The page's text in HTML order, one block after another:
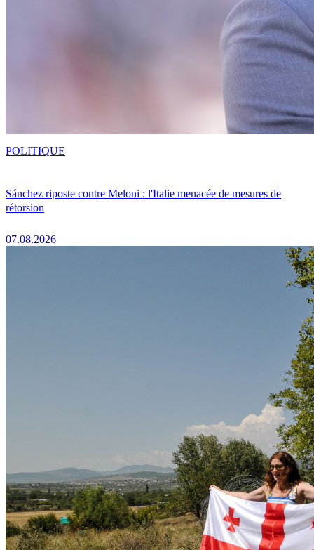
Sánchez riposte contre Meloni : l'Italie menacée de mesures de
rétorsion
07.08.2026
POLITIQUE